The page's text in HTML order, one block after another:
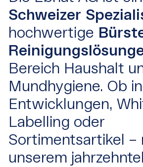
Schweizer
hochwertige
Bereich Haushalt
Mundhygiene. Ob
Entwicklungen,
Labelling oder
Sortimentsartikel –
unserem